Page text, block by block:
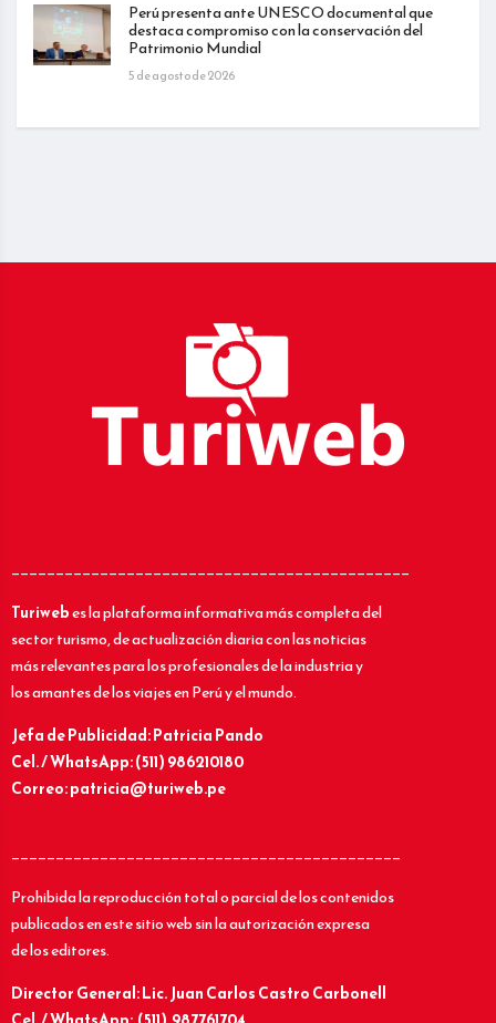
Perú presenta ante UNESCO documental que
destaca compromiso con la conservación del
Patrimonio Mundial
5 de agosto de 2026
_____________________________________________
Turiwebes la plataforma informativa más completa del
sector turismo, de actualización diaria con las noticias
más relevantes para los profesionales de la industria y
los amantes de los viajes en Perú y el mundo.
Jefa de Publicidad: Patricia Pando
Cel. / WhatsApp: (511) 986210180
Correo: patricia@turiweb.pe
____________________________________________
Prohibida la reproducción total o parcial de los contenidos
publicados en este sitio web sin la autorización expresa
de los editores.
Director General: Lic.Juan Carlos Castro Carbonell